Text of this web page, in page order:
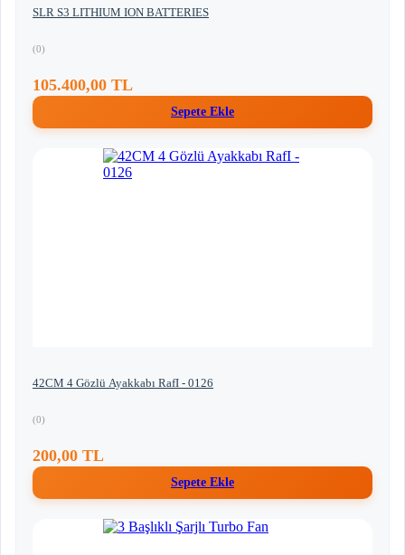
SLR S3 LITHIUM ION BATTERIES
(0)
105.400,00 TL
Sepete Ekle
42CM 4 Gözlü Ayakkabı RafI - 0126
(0)
200,00 TL
Sepete Ekle